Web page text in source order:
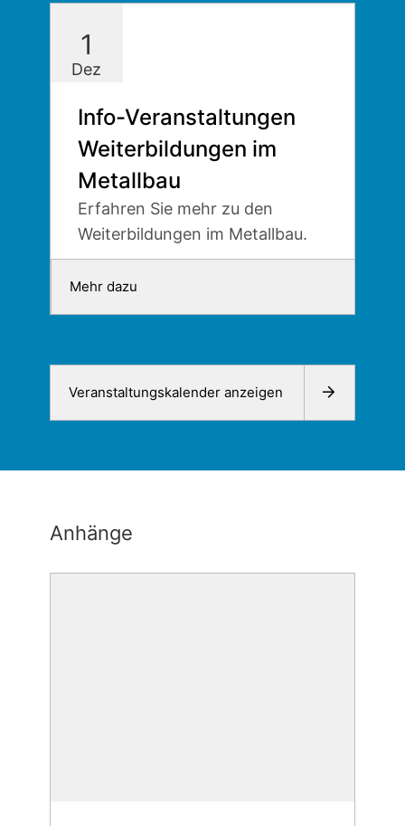
1
Dez
Info-Veranstaltungen
Weiterbildungen im
Metallbau
Erfahren Sie mehr zu den
Weiterbildungen im Metallbau.
Mehr dazu
Veranstaltungskalender anzeigen
Anhänge